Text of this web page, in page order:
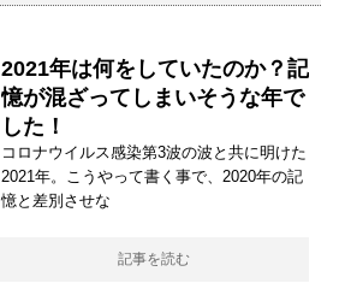
2021年は何をしていたのか？記
憶が混ざってしまいそうな年で
した！
コロナウイルス感染第3波の波と共に明けた
2021年。こうやって書く事で、2020年の記
憶と差別させな
記事を読む